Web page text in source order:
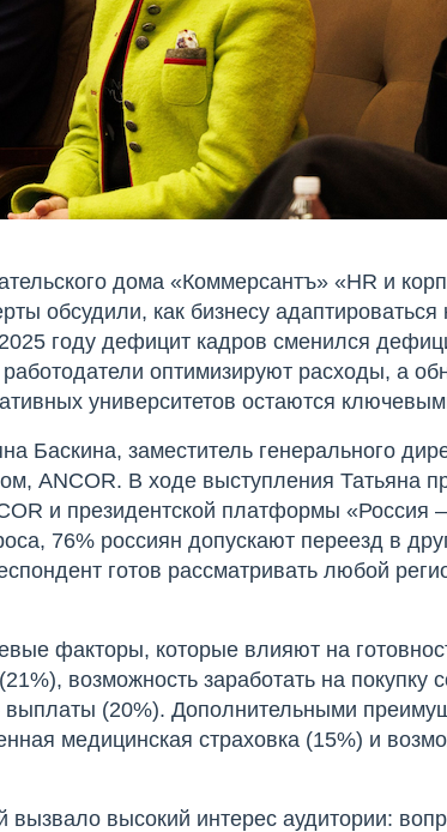
дома «Коммерсантъ» «HR и
обсудили, как бизнесу
году дефицит кадров сменился
оптимизируют расходы, а
университетов остаются
Баскина, заместитель генерального
ANCOR. В ходе выступления Татьяна
и президентской платформы «Россия
76% россиян допускают переезд в
готов рассматривать любой
факторы, которые влияют на
возможность заработать на покупку
(20%). Дополнительными
медицинская страховка (15%) и
вызвало высокий интерес аудитории: